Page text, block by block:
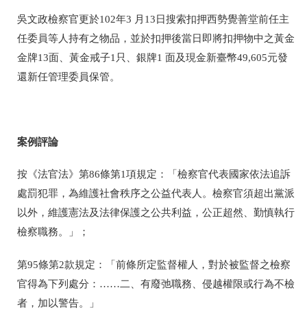
吳文政檢察官更於102年3 月13日搜索扣押西勢覺善堂前任主
任委員等人持有之物品，並於扣押後當日即將扣押物中之黃金
金牌13面、黃金戒子1只、銀牌1 面及現金新臺幣49,605元發
還新任管理委員保管。
案例評論
按《法官法》第86條第1項規定：「檢察官代表國家依法追訴
處罰犯罪，為維護社會秩序之公益代表人。檢察官須超出黨派
以外，維護憲法及法律保護之公共利益，公正超然、勤慎執行
檢察職務。」；
第95條第2款規定：「前條所定監督權人，對於被監督之檢察
官得為下列處分：……二、有廢弛職務、侵越權限或行為不檢
者，加以警告。」